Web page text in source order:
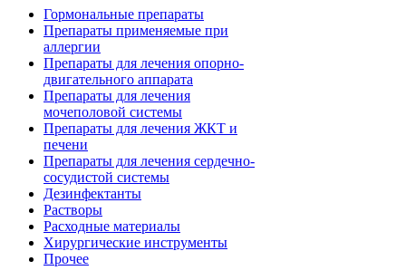
Гормональные препараты
Препараты применяемые при
аллергии
Препараты для лечения опорно-
двигательного аппарата
Препараты для лечения
мочеполовой системы
Препараты для лечения ЖКТ и
печени
Препараты для лечения сердечно-
сосудистой системы
Дезинфектанты
Растворы
Расходные материалы
Хирургические инструменты
Прочее